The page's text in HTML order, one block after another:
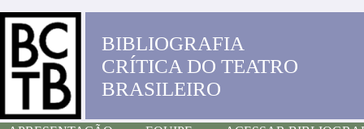
BIBLIOGRAFIA
CRÍTICA DO TEATRO
BRASILEIRO